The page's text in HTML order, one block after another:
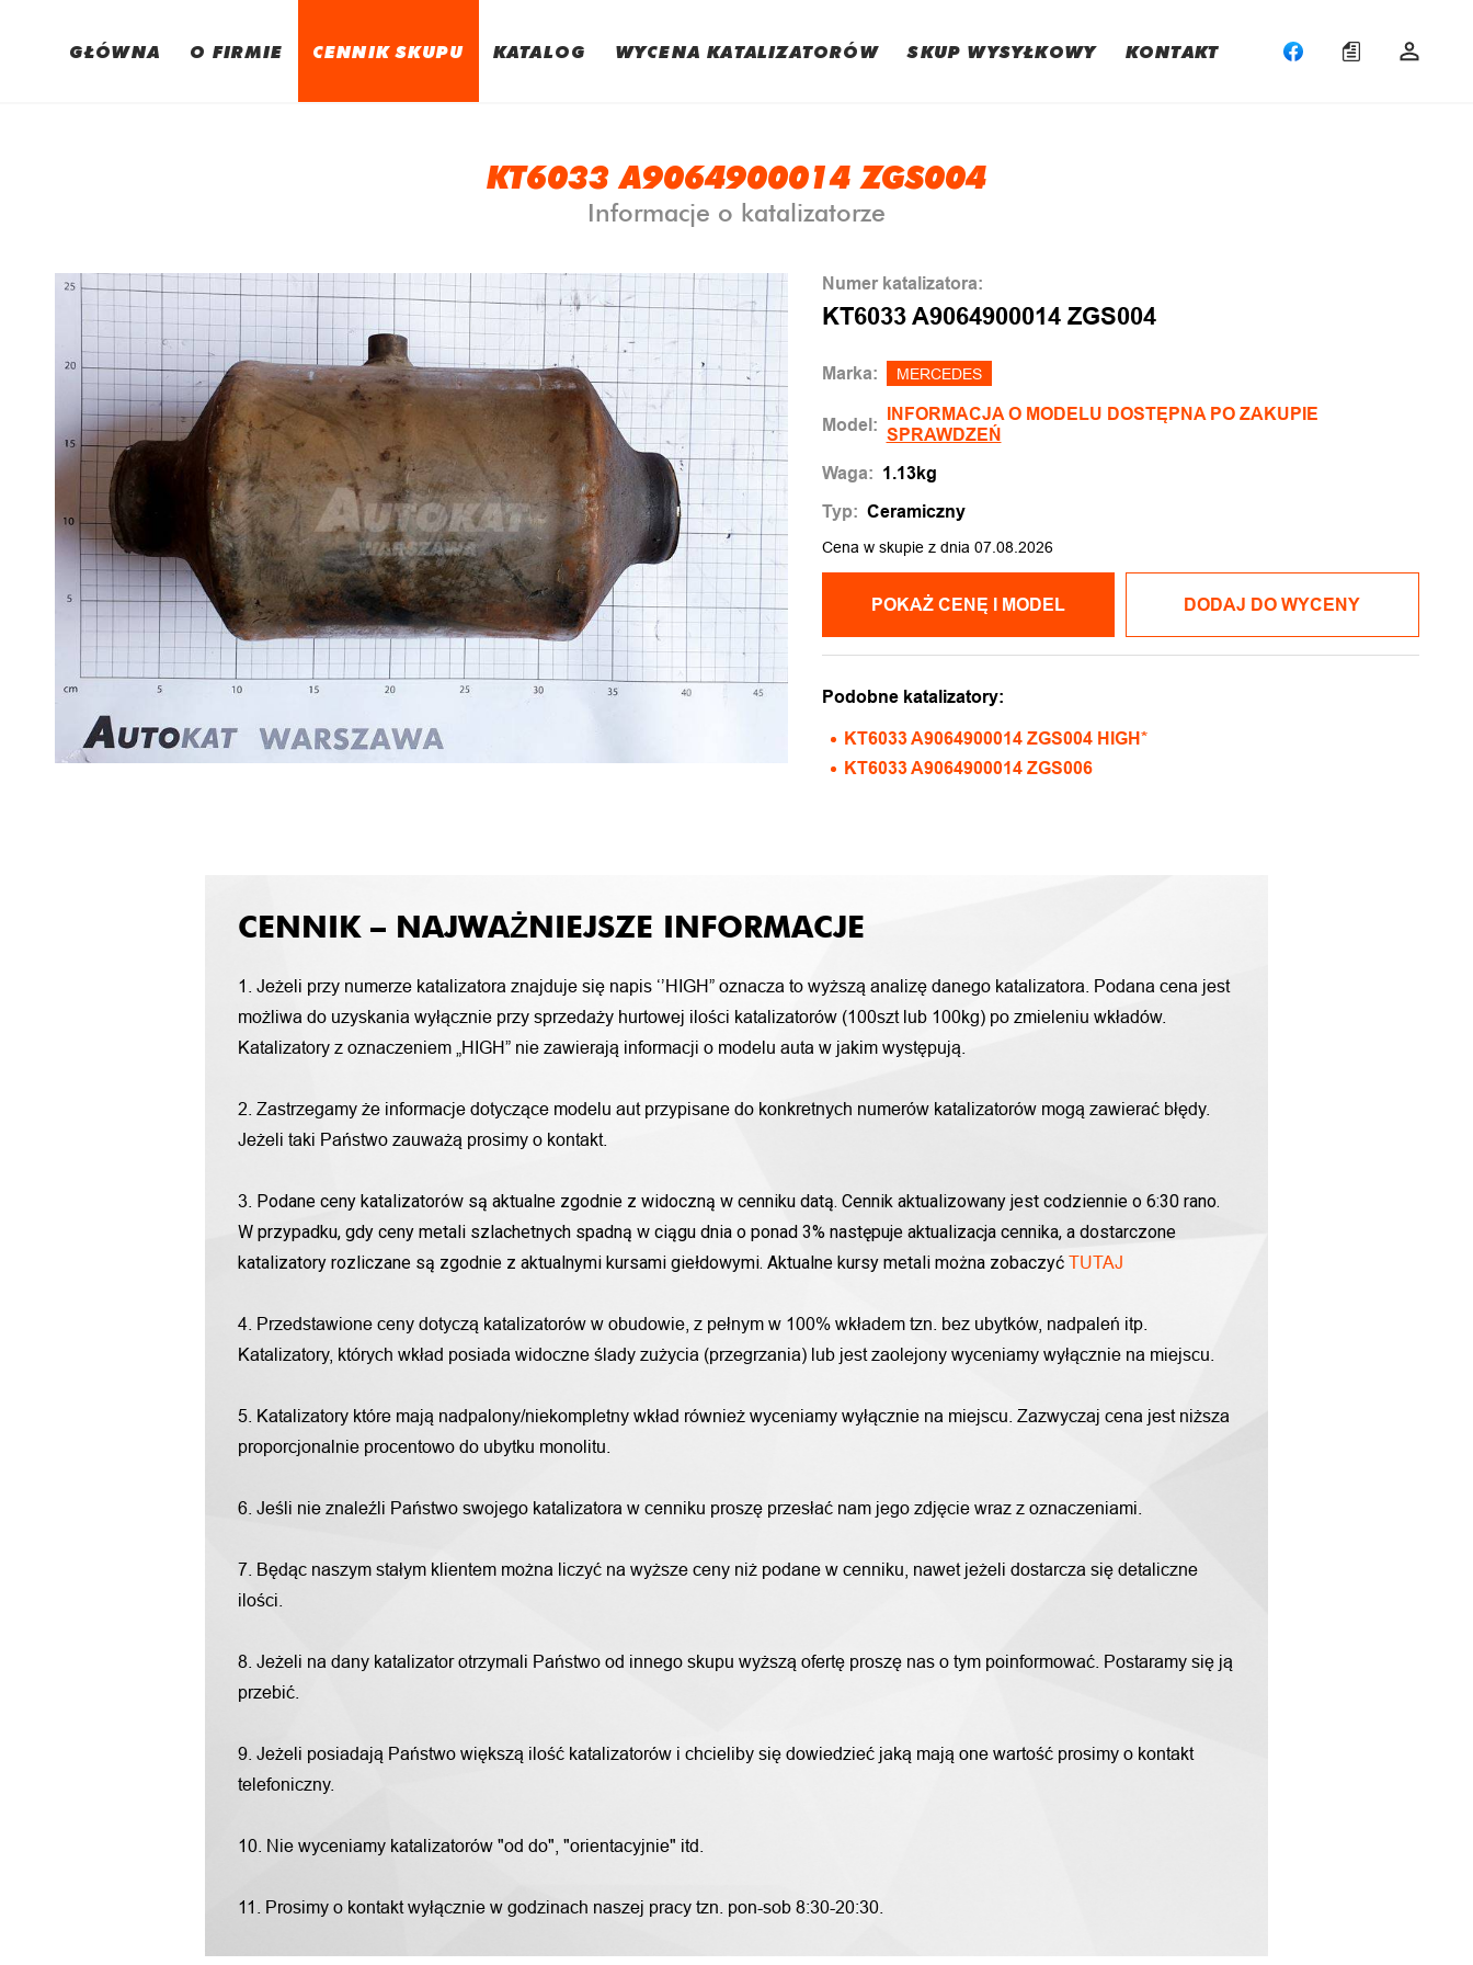
GŁÓWNA O FIRMIE CENNIK SKUPU KATALOG WYCENA KATALIZATORÓW SKUP WYSYŁKOWY KONTAKT
KT6033 A9064900014 ZGS004
Informacje o katalizatorze
Numer katalizatora:
KT6033 A9064900014 ZGS004
Marka: MERCEDES
Model:
INFORMACJA O MODELU DOSTĘPNA PO ZAKUPIE
SPRAWDZEŃ
Waga: 1.13kg
Typ: Ceramiczny
Cena w skupie z dnia 07.08.2026
POKAŻ CENĘ I MODEL DODAJ DO WYCENY
Podobne katalizatory:
KT6033 A9064900014 ZGS004 HIGH*
KT6033 A9064900014 ZGS006
CENNIK – NAJWAŻNIEJSZE INFORMACJE
1. Jeżeli przy numerze katalizatora znajduje się napis ‘’HIGH” oznacza to wyższą analizę danego katalizatora. Podana cena jest
możliwa do uzyskania wyłącznie przy sprzedaży hurtowej ilości katalizatorów (100szt lub 100kg) po zmieleniu wkładów.
Katalizatory z oznaczeniem „HIGH” nie zawierają informacji o modelu auta w jakim występują.
2. Zastrzegamy że informacje dotyczące modelu aut przypisane do konkretnych numerów katalizatorów mogą zawierać błędy.
Jeżeli taki Państwo zauważą prosimy o kontakt.
3. Podane ceny katalizatorów są aktualne zgodnie z widoczną w cenniku datą. Cennik aktualizowany jest codziennie o 6:30 rano.
W przypadku, gdy ceny metali szlachetnych spadną w ciągu dnia o ponad 3% następuje aktualizacja cennika, a dostarczone
katalizatory rozliczane są zgodnie z aktualnymi kursami giełdowymi. Aktualne kursy metali można zobaczyć TUTAJ
4. Przedstawione ceny dotyczą katalizatorów w obudowie, z pełnym w 100% wkładem tzn. bez ubytków, nadpaleń itp.
Katalizatory, których wkład posiada widoczne ślady zużycia (przegrzania) lub jest zaolejony wyceniamy wyłącznie na miejscu.
5. Katalizatory które mają nadpalony/niekompletny wkład również wyceniamy wyłącznie na miejscu. Zazwyczaj cena jest niższa
proporcjonalnie procentowo do ubytku monolitu.
6. Jeśli nie znaleźli Państwo swojego katalizatora w cenniku proszę przesłać nam jego zdjęcie wraz z oznaczeniami.
7. Będąc naszym stałym klientem można liczyć na wyższe ceny niż podane w cenniku, nawet jeżeli dostarcza się detaliczne
ilości.
8. Jeżeli na dany katalizator otrzymali Państwo od innego skupu wyższą ofertę proszę nas o tym poinformować. Postaramy się ją
przebić.
9. Jeżeli posiadają Państwo większą ilość katalizatorów i chcieliby się dowiedzieć jaką mają one wartość prosimy o kontakt
telefoniczny.
10. Nie wyceniamy katalizatorów "od do", "orientacyjnie" itd.
11. Prosimy o kontakt wyłącznie w godzinach naszej pracy tzn. pon-sob 8:30-20:30.